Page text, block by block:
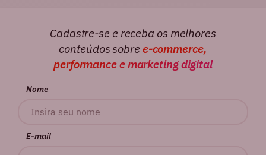
Cadastre-se e receba os melhores
conteúdos sobre e-commerce,
performance e marketing digital
Nome
E-mail